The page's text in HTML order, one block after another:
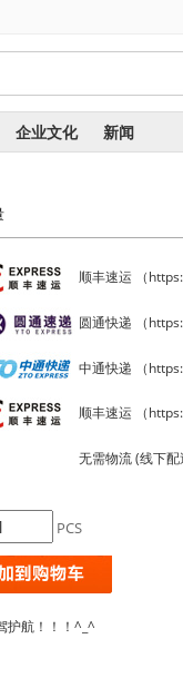
企业文化 新闻
顺丰速运 （
圆通快递 （
中通快递 （
顺丰速运 （
无需物流 (线下配
PCS
护航！！！^_^